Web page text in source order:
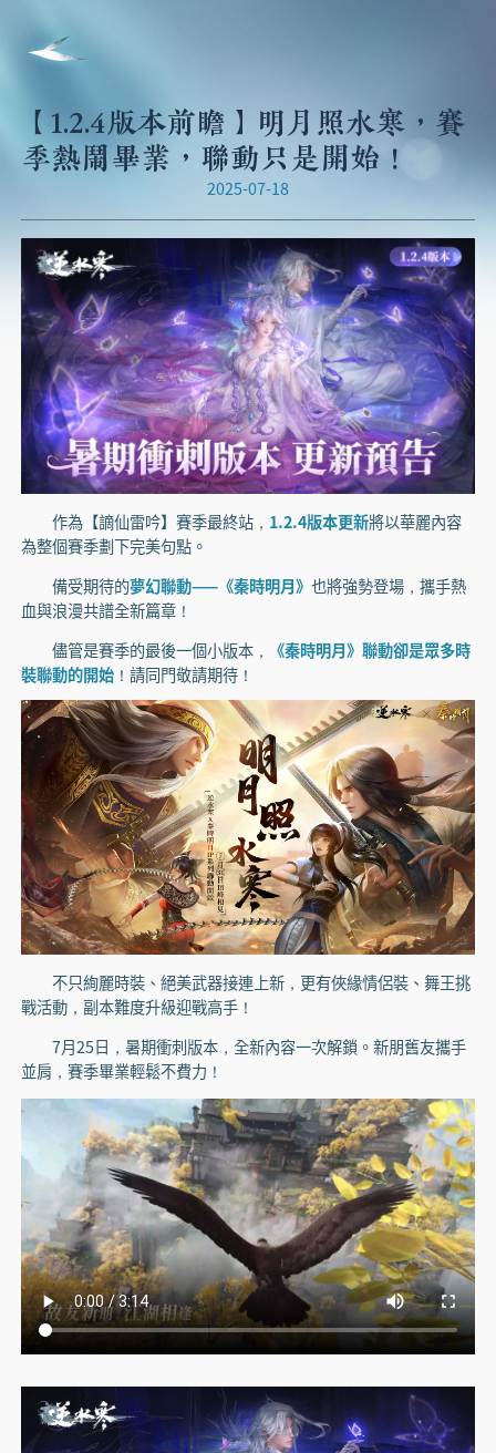
【1.2.4版本前瞻】明月照水寒，賽
季熱鬧畢業，聯動只是開始！
2025-07-18
作為【謫仙雷吟】賽季最終站， 1.2.4版本更新將以華麗內容
為整個賽季劃下完美句點。
備受期待的夢幻聯動——《秦時明月》 也將強勢登場，攜手熱
血與浪漫共譜全新篇章！
儘管是賽季的最後一個小版本，
《秦時明月》聯動卻是眾多時
裝聯動的開始！請同門敬請期待！
不只絢麗時裝、絕美武器接連上新，更有俠緣情侶裝、舞王挑
戰活動，副本難度升級迎戰高手！
7月25日，暑期衝刺版本，全新內容一次解鎖。新朋舊友攜手
並肩，賽季畢業輕鬆不費力！